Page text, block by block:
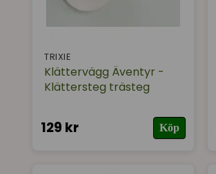
TRIXIE
Klättervägg Äventyr -
Klättersteg trästeg
129 kr Köp